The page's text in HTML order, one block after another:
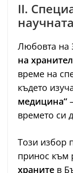
II.
Любовта на
на
време на
където
медицина“
времето си
Този избор
принос към
храните в